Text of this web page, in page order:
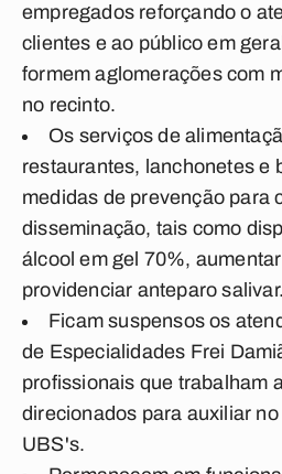
empregados reforçando o
clientes e ao público em
formem aglomerações com
no recinto.
Os serviços de
restaurantes, lanchonetes e
medidas de prevenção para
disseminação, tais como
álcool em gel 70%,
providenciar anteparo salivar.
Ficam suspensos os
de Especialidades Frei
profissionais que trabalham
direcionados para auxiliar
UBS's.